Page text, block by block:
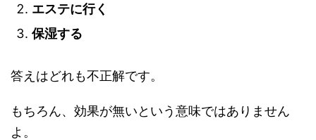
エステに行く
保湿する
答えはどれも不正解です。
もちろん、効果が無いという意味ではありません
よ。